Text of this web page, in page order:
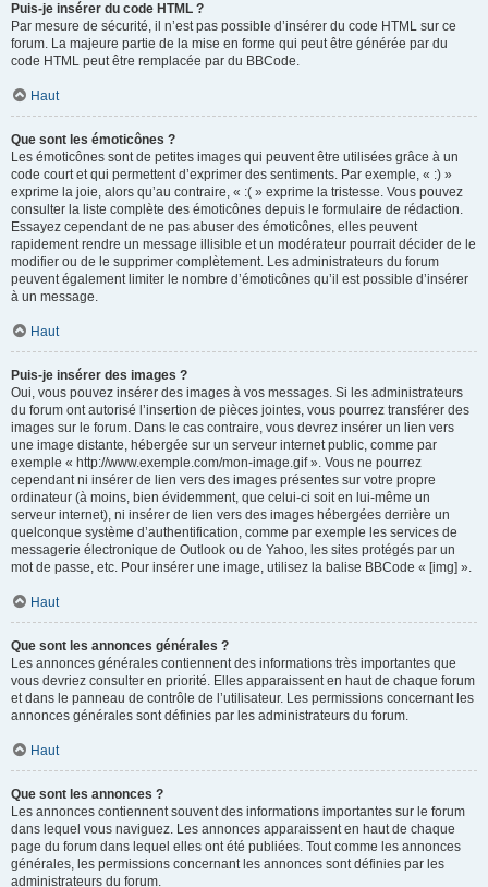
Puis-je insérer du code HTML ?
Par mesure de sécurité, il n’est pas possible d’insérer du code HTML sur ce
forum. La majeure partie de la mise en forme qui peut être générée par du
code HTML peut être remplacée par du BBCode.
Haut
Que sont les émoticônes ?
Les émoticônes sont de petites images qui peuvent être utilisées grâce à un
code court et qui permettent d’exprimer des sentiments. Par exemple, « :) »
exprime la joie, alors qu’au contraire, « :( » exprime la tristesse. Vous pouvez
consulter la liste complète des émoticônes depuis le formulaire de rédaction.
Essayez cependant de ne pas abuser des émoticônes, elles peuvent
rapidement rendre un message illisible et un modérateur pourrait décider de le
modifier ou de le supprimer complètement. Les administrateurs du forum
peuvent également limiter le nombre d’émoticônes qu’il est possible d’insérer
à un message.
Haut
Puis-je insérer des images ?
Oui, vous pouvez insérer des images à vos messages. Si les administrateurs
du forum ont autorisé l’insertion de pièces jointes, vous pourrez transférer des
images sur le forum. Dans le cas contraire, vous devrez insérer un lien vers
une image distante, hébergée sur un serveur internet public, comme par
exemple « http://www.exemple.com/mon-image.gif ». Vous ne pourrez
cependant ni insérer de lien vers des images présentes sur votre propre
ordinateur (à moins, bien évidemment, que celui-ci soit en lui-même un
serveur internet), ni insérer de lien vers des images hébergées derrière un
quelconque système d’authentification, comme par exemple les services de
messagerie électronique de Outlook ou de Yahoo, les sites protégés par un
mot de passe, etc. Pour insérer une image, utilisez la balise BBCode « [img] ».
Haut
Que sont les annonces générales ?
Les annonces générales contiennent des informations très importantes que
vous devriez consulter en priorité. Elles apparaissent en haut de chaque forum
et dans le panneau de contrôle de l’utilisateur. Les permissions concernant les
annonces générales sont définies par les administrateurs du forum.
Haut
Que sont les annonces ?
Les annonces contiennent souvent des informations importantes sur le forum
dans lequel vous naviguez. Les annonces apparaissent en haut de chaque
page du forum dans lequel elles ont été publiées. Tout comme les annonces
générales, les permissions concernant les annonces sont définies par les
administrateurs du forum.